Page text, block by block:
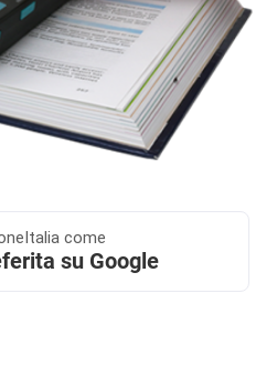
come
su Google